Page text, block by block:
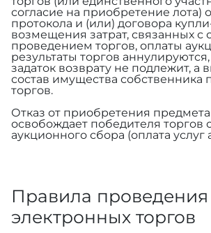
согласие на приобретение лота)
протокола и (или) договора
возмещения затрат, связанных с
проведением торгов, оплаты
результаты торгов
задаток возврату не подлежит, а
состав имущества собственника
торгов.
Отказ от приобретения
освобождает победителя торгов
аукционного сбора (оплата услуг
Правила проведения
электронных торгов